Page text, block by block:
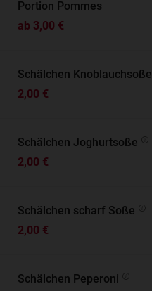
Portion Pommes
ab 3,00 €
Schälchen Knoblauchsoße
2,00 €
Schälchen Joghurtsoße
2,00 €
Schälchen scharf Soße
2,00 €
Schälchen Peperoni